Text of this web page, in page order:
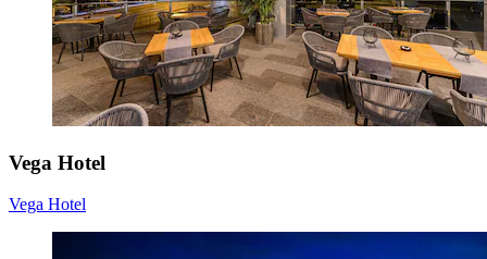
Vega Hotel
Vega Hotel